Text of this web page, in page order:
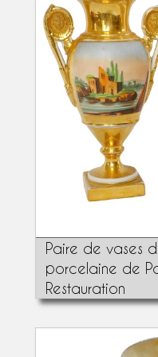
Paire de vases
porcelaine de
Restauration